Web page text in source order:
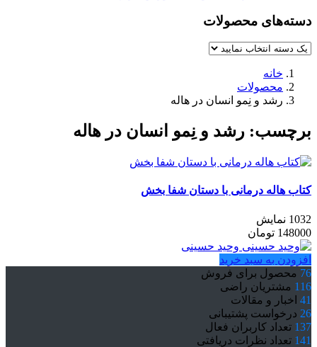
دسته‌های محصولات
خانه
محصولات
رشد و نِمو انسان در هاله
برچسب: رشد و نِمو انسان در هاله
کتاب هاله درمانی با دستان شفا بخش
1032 نمایش
148000 تومان
وحید حسینی
افزودن به سبد خرید
76 محصول برای فروش
116 مشتریان راضی
41 اخبار و مقالات
26 درخواست پشتیبانی
137 تعداد کاربران فعال
141 تعداد نظرات دریافتی